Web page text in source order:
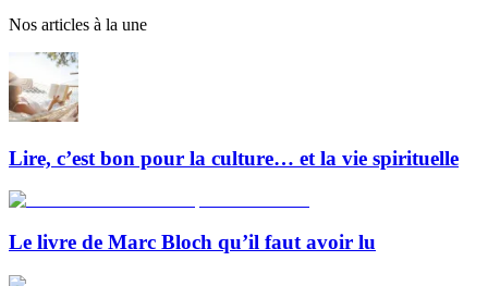
Nos articles à la une
Lire, c’est bon pour la culture… et la vie spirituelle
Le livre de Marc Bloch qu’il faut avoir lu